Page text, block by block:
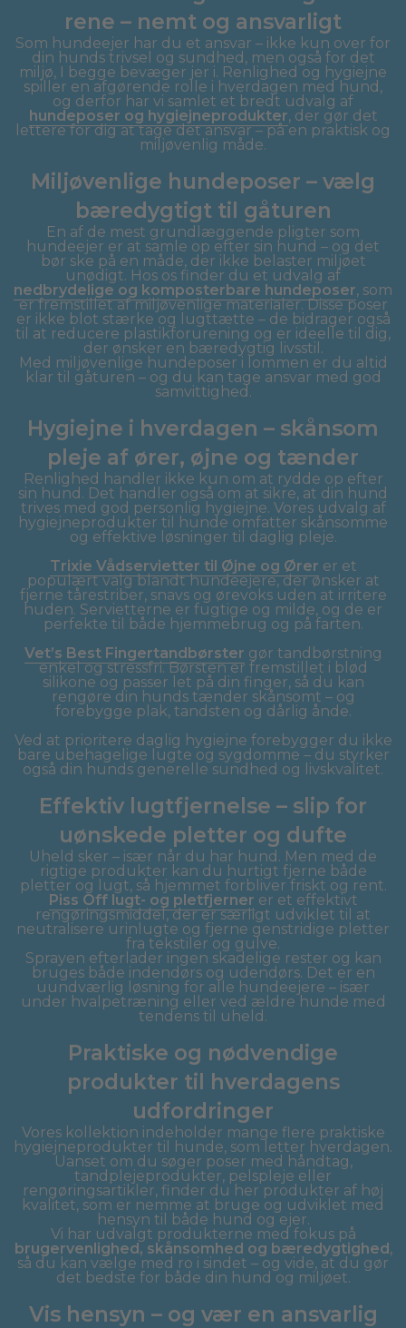
rene – nemt og ansvarligt
Som hundeejer har du et ansvar – ikke kun over for
din hunds trivsel og sundhed, men også for det
miljø, I begge bevæger jer i. Renlighed og hygiejne
spiller en afgørende rolle i hverdagen med hund,
og derfor har vi samlet et bredt udvalg af
hundeposer og hygiejneprodukter, der gør det
lettere for dig at tage det ansvar – på en praktisk og
miljøvenlig måde.
Miljøvenlige hundeposer – vælg
bæredygtigt til gåturen
En af de mest grundlæggende pligter som
hundeejer er at samle op efter sin hund – og det
bør ske på en måde, der ikke belaster miljøet
unødigt. Hos os finder du et udvalg af
nedbrydelige og komposterbare hundeposer, som
er fremstillet af miljøvenlige materialer. Disse poser
er ikke blot stærke og lugttætte – de bidrager også
til at reducere plastikforurening og er ideelle til dig,
der ønsker en bæredygtig livsstil.
Med miljøvenlige hundeposer i lommen er du altid
klar til gåturen – og du kan tage ansvar med god
samvittighed.
Hygiejne i hverdagen – skånsom
pleje af ører, øjne og tænder
Renlighed handler ikke kun om at rydde op efter
sin hund. Det handler også om at sikre, at din hund
trives med god personlig hygiejne. Vores udvalg af
hygiejneprodukter til hunde omfatter skånsomme
og effektive løsninger til daglig pleje.
Trixie Vådservietter til Øjne og Ører er et
populært valg blandt hundeejere, der ønsker at
fjerne tårestriber, snavs og ørevoks uden at irritere
huden. Servietterne er fugtige og milde, og de er
perfekte til både hjemmebrug og på farten.
Vet’s Best Fingertandbørster gør tandbørstning
enkel og stressfri. Børsten er fremstillet i blød
silikone og passer let på din finger, så du kan
rengøre din hunds tænder skånsomt – og
forebygge plak, tandsten og dårlig ånde.
Ved at prioritere daglig hygiejne forebygger du ikke
bare ubehagelige lugte og sygdomme – du styrker
også din hunds generelle sundhed og livskvalitet.
Effektiv lugtfjernelse – slip for
uønskede pletter og dufte
Uheld sker – især når du har hund. Men med de
rigtige produkter kan du hurtigt fjerne både
pletter og lugt, så hjemmet forbliver friskt og rent.
Piss Off lugt- og pletfjerner er et effektivt
rengøringsmiddel, der er særligt udviklet til at
neutralisere urinlugte og fjerne genstridige pletter
fra tekstiler og gulve.
Sprayen efterlader ingen skadelige rester og kan
bruges både indendørs og udendørs. Det er en
uundværlig løsning for alle hundeejere – især
under hvalpetræning eller ved ældre hunde med
tendens til uheld.
Praktiske og nødvendige
produkter til hverdagens
udfordringer
Vores kollektion indeholder mange flere praktiske
hygiejneprodukter til hunde, som letter hverdagen.
Uanset om du søger poser med håndtag,
tandplejeprodukter, pelspleje eller
rengøringsartikler, finder du her produkter af høj
kvalitet, som er nemme at bruge og udviklet med
hensyn til både hund og ejer.
Vi har udvalgt produkterne med fokus på
brugervenlighed, skånsomhed og bæredygtighed,
så du kan vælge med ro i sindet – og vide, at du gør
det bedste for både din hund og miljøet.
Vis hensyn – og vær en ansvarlig